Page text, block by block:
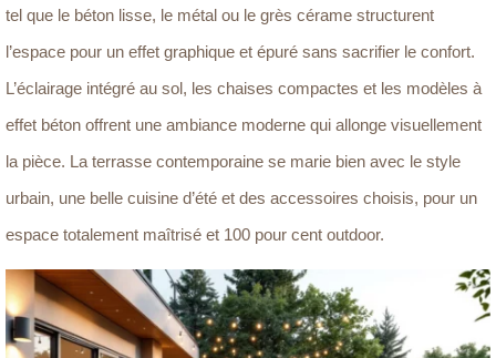
tel que le béton lisse, le métal ou le grès cérame structurent
l’espace pour un effet graphique et épuré sans sacrifier le confort.
L’éclairage intégré au sol, les chaises compactes et les modèles à
effet béton offrent une ambiance moderne qui allonge visuellement
la pièce. La terrasse contemporaine se marie bien avec le style
urbain, une belle cuisine d’été et des accessoires choisis, pour un
espace totalement maîtrisé et 100 pour cent outdoor.